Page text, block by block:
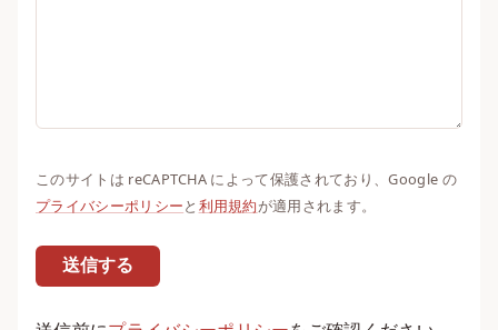
このサイトは reCAPTCHA によって保護されており、Google の
プライバシーポリシーと 利用規約が適用されます。
送信する